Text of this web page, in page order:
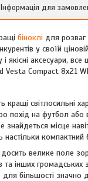
Інформація для
біноклі для розваг
у своїй
якісні аксесуари,
Vesta Compact 8x21
кращі світлосильні
на футбол або
знайдеться місце
настільки
велике поле
та інших
для більшості